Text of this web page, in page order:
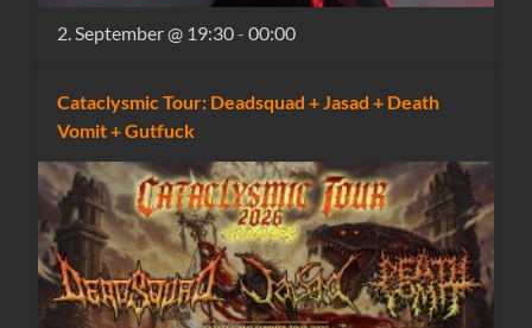
2. September @ 19:30-00:00
Cataclysmic Tour: Deadsquad + Jasad + Death
Vomit + Gutfuck